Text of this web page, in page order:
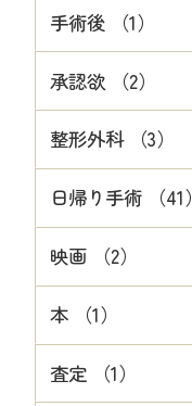
手術後 （1）
承認欲 （2）
整形外科 （3）
日帰り手術 （41）
映画 （2）
本 （1）
査定 （1）